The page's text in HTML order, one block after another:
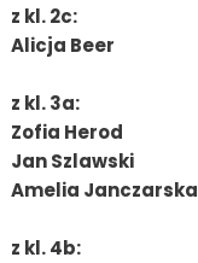
z kl. 2c:
Alicja Beer
z kl. 3a:
Zofia Herod
Jan Szlawski
Amelia Janczarska
z kl. 4b: